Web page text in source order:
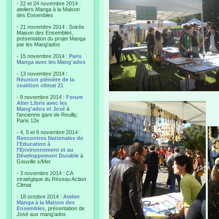
- 22 et 24 novembre 2014 :
ateliers Manga à la Maison
des Ensembles
- 21 novembre 2014 : Soirée
Maison des Ensembles,
présentation du projet Manga
par les Mang'ados
- 15 novembre 2014 : Paris
Manga avec les Mang'ados
- 13 novembre 2014 :
Réunion plénière de la
coalition climat 21
- 8 novembre 2014 : Forum
Alter Libris avec les
Mang'ados et José à
l'ancienne gare de Reuilly,
Paris 12e
- 4, 5 et 6 novembre 2014 :
Rencontres Nationales de
l'Education à
l'Environnement et au
Développement Durable à
Gouville s/Mer
- 3 novembre 2014 : CA
stratégique du Réseau Action
Climat
- 18 octobre 2014 : Atelier
Manga à la Maison des
Ensembles , présentation de
José aux mang'ados